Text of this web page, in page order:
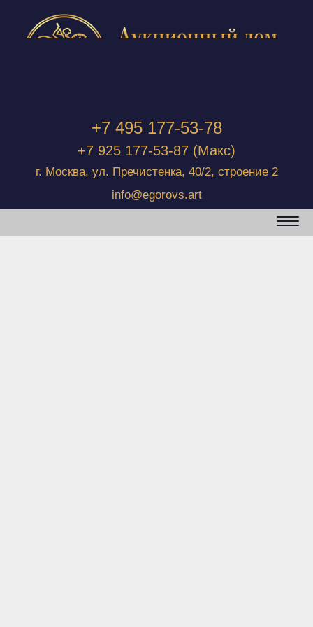
+7 495 177-53-78
+7 925 177-53-87 (Макс)
г. Москва, ул. Пречистенка, 40/2, строение 2
info@egorovs.art